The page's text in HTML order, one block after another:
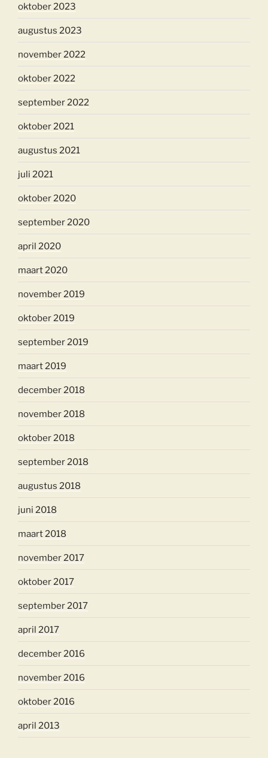
oktober 2023
augustus 2023
november 2022
oktober 2022
september 2022
oktober 2021
augustus 2021
juli 2021
oktober 2020
september 2020
april 2020
maart 2020
november 2019
oktober 2019
september 2019
maart 2019
december 2018
november 2018
oktober 2018
september 2018
augustus 2018
juni 2018
maart 2018
november 2017
oktober 2017
september 2017
april 2017
december 2016
november 2016
oktober 2016
april 2013